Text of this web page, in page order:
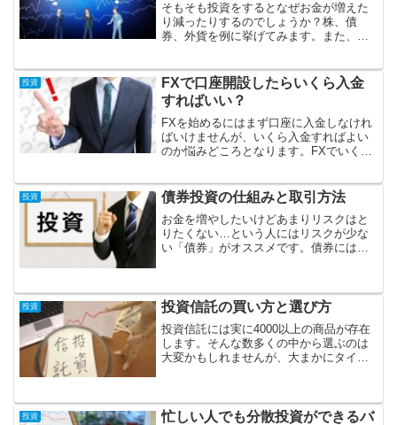
そもそも投資をするとなぜお金が増えた
り減ったりするのでしょうか？株、債
券、外貨を例に挙げてみます。また、利
引いたものが手元に残ります。
投資
FXで口座開設したらいくら入金
すればいい？
FXを始めるにはまず口座に入金しなけれ
ばいけませんが、いくら入金すればよい
のか悩みどころとなります。FXでいくら
投資 債券投資の仕組みと取引方法
お金を増やしたいけどあまりリスクはと
りたくない…という人にはリスクが少な
い「債券」がオススメです。債券には大
投資 投資信託の買い方と選び方
投資信託には実に4000以上の商品が存在
します。そんな数多くの中から選ぶのは
大変かもしれませんが、大まかにタイプ
投資
忙しい人でも分散投資ができるバ